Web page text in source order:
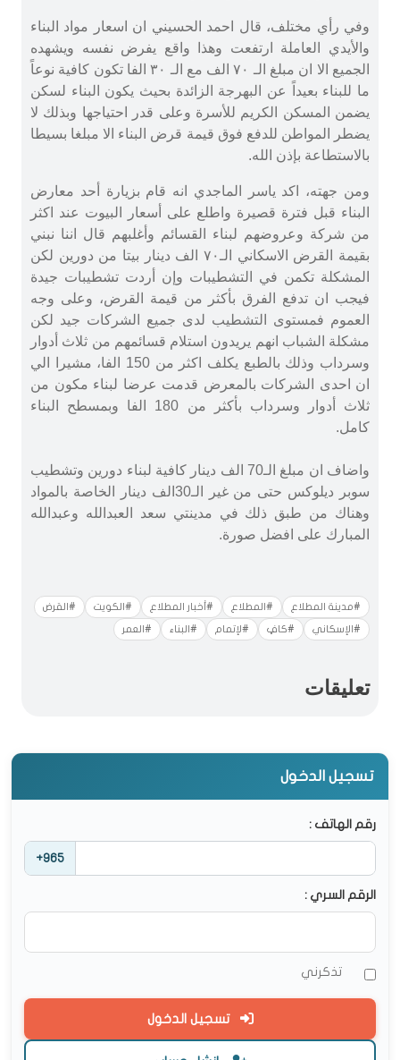
وفي رأي مختلف، قال احمد الحسيني ان اسعار مواد البناء
والأيدي العاملة ارتفعت وهذا واقع يفرض نفسه ويشهده
الجميع الا ان مبلغ الـ ٧٠ الف مع الـ ٣٠ الفا تكون كافية نوعاً
ما للبناء بعيداً عن البهرجة الزائدة بحيث يكون البناء لسكن
يضمن المسكن الكريم للأسرة وعلى قدر احتياجها وبذلك لا
يضطر المواطن للدفع فوق قيمة قرض البناء الا مبلغا بسيطا
بالاستطاعة بإذن الله.
ومن جهته، اكد ياسر الماجدي انه قام بزيارة أحد معارض
البناء قبل فترة قصيرة واطلع على أسعار البيوت عند اكثر
من شركة وعروضهم لبناء القسائم وأغلبهم قال اننا نبني
بقيمة القرض الاسكاني الـ٧٠ الف دينار بيتا من دورين لكن
المشكلة تكمن في التشطيبات وإن أردت تشطيبات جيدة
فيجب ان تدفع الفرق بأكثر من قيمة القرض، وعلى وجه
العموم فمستوى التشطيب لدى جميع الشركات جيد لكن
مشكلة الشباب انهم يريدون استلام قسائمهم من ثلاث أدوار
وسرداب وذلك بالطبع يكلف اكثر من 150 الفا، مشيرا الي
ان احدى الشركات بالمعرض قدمت عرضا لبناء مكون من
ثلاث أدوار وسرداب بأكثر من 180 الفا وبمسطح البناء
كامل.
واضاف ان مبلغ الـ70 الف دينار كافية لبناء دورين وتشطيب
سوبر ديلوكس حتى من غير الـ30الف دينار الخاصة بالمواد
وهناك من طبق ذلك في مدينتي سعد العبدالله وعبدالله
المبارك على افضل صورة.
#مدينة المطلاع #المطلاع #أخبار المطلاع #الكويت #القرض
#الإسكاني #كافٍ #لإتمام #البناء #العمر
تعليقات
تسجيل الدخول
رقم الهاتف :
+965
الرقم السري :
تذكرني
تسجيل الدخول